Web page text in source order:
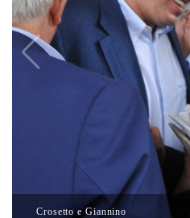
Crosetto e Giannino